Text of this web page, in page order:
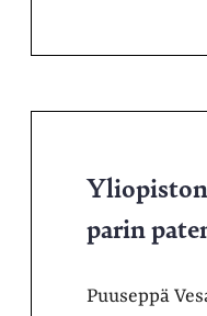
parin
Puuseppä